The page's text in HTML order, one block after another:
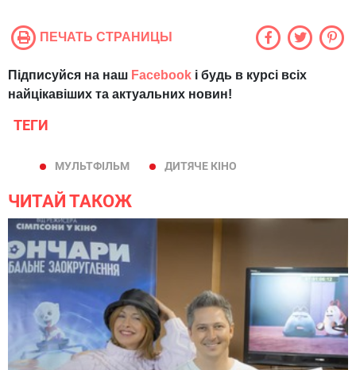
ПЕЧАТЬ СТРАНИЦЫ
Підписуйся на наш Facebook і будь в курсі всіх
найцікавіших та актуальних новин!
ТЕГИ
МУЛЬТФІЛЬМ ДИТЯЧЕ КІНО
ЧИТАЙ ТАКОЖ